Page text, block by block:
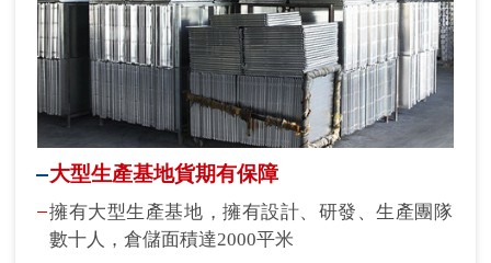
大型生產基地貨期有保障
擁有大型生產基地，擁有設計、研發、生產團隊
數十人，倉儲面積達2000平米